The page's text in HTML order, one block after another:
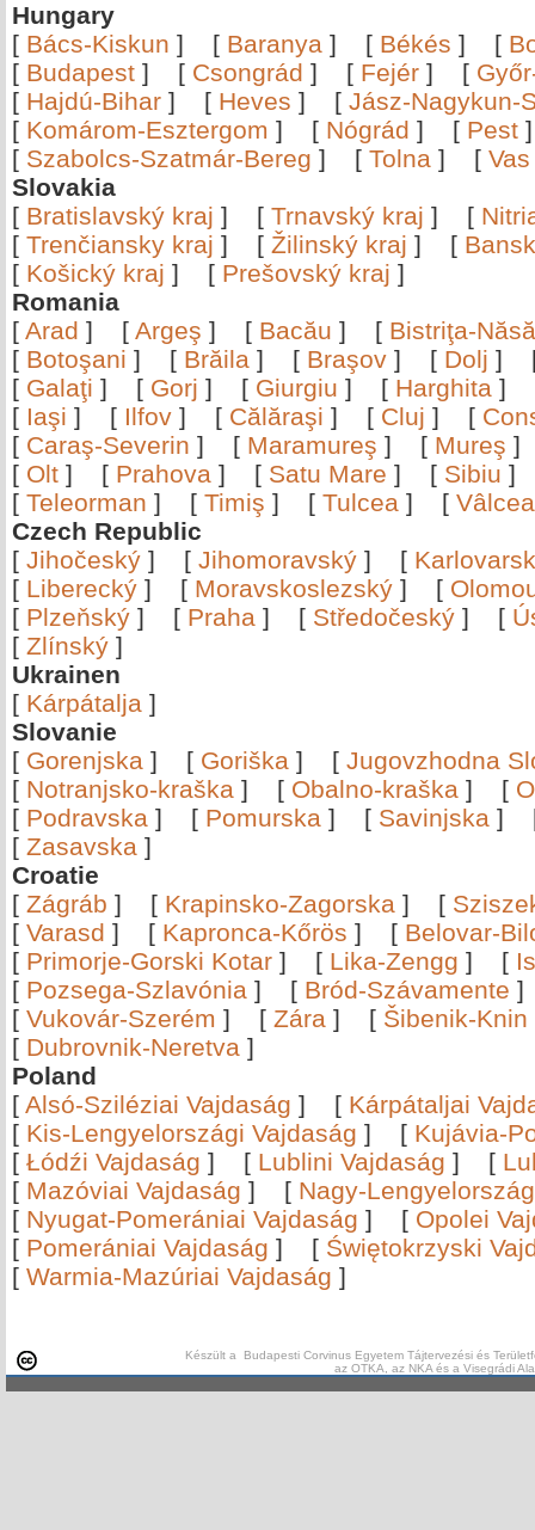
Hungary
[ Bács-Kiskun ] [ Baranya ] [ Békés ] [
[ Budapest ] [ Csongrád ] [ Fejér ] [
[ Hajdú-Bihar ] [ Heves ] [ Jász-Nagykun-
[ Komárom-Esztergom ] [ Nógrád ] [ Pest
[ Szabolcs-Szatmár-Bereg ] [ Tolna ] [ Vas
Slovakia
[ Bratislavský kraj ] [ Trnavský kraj ] [
[ Trenčiansky kraj ] [ Žilinský kraj ] [
[ Košický kraj ] [ Prešovský kraj ]
Romania
[ Arad ] [ Argeş ] [ Bacău ] [ Bistriţa-
[ Botoşani ] [ Brăila ] [ Braşov ] [ Dolj ]
[ Galaţi ] [ Gorj ] [ Giurgiu ] [ Harghita ]
[ Iaşi ] [ Ilfov ] [ Călăraşi ] [ Cluj ] [
[ Caraş-Severin ] [ Maramureş ] [ Mureş
[ Olt ] [ Prahova ] [ Satu Mare ] [ Sibiu
[ Teleorman ] [ Timiş ] [ Tulcea ] [
Czech Republic
[ Jihočeský ] [ Jihomoravský ] [
[ Liberecký ] [ Moravskoslezský ] [
[ Plzeňský ] [ Praha ] [ Středočeský ] [
[ Zlínský ]
Ukrainen
[ Kárpátalja ]
Slovanie
[ Gorenjska ] [ Goriška ] [ Jugovzhodna
[ Notranjsko-kraška ] [ Obalno-kraška ] [
[ Podravska ] [ Pomurska ] [ Savinjska ]
[ Zasavska ]
Croatie
[ Zágráb ] [ Krapinsko-Zagorska ] [
[ Varasd ] [ Kapronca-Kőrös ] [ Belovar-
[ Primorje-Gorski Kotar ] [ Lika-Zengg ] [
[ Pozsega-Szlavónia ] [ Bród-Szávamente
[ Vukovár-Szerém ] [ Zára ] [ Šibenik-Knin
[ Dubrovnik-Neretva ]
Poland
[ Alsó-Sziléziai Vajdaság ] [ Kárpátaljai
[ Kis-Lengyelországi Vajdaság ] [ Kujávia-
[ Łódźi Vajdaság ] [ Lublini Vajdaság ] [
[ Mazóviai Vajdaság ] [ Nagy-
[ Nyugat-Pomerániai Vajdaság ] [ Opolei
[ Pomerániai Vajdaság ] [ Świętokrzyski
[ Warmia-Mazúriai Vajdaság ]
Készült a Budapesti Corvinus Egyetem Tájtervezési és
az OTKA, az NKA és a Visegrádi